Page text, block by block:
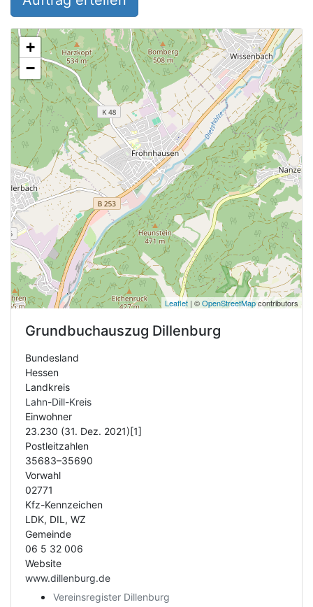
+
−
Leaflet | ©OpenStreetMapcontributors
Grundbuchauszug Dillenburg
Bundesland
Hessen
Landkreis
Lahn-Dill-Kreis
Einwohner
23.230 (31. Dez. 2021)[1]
Postleitzahlen
35683–35690
Vorwahl
02771
Kfz-Kennzeichen
LDK, DIL, WZ
Gemeinde
06 5 32 006
Website
www.dillenburg.de
Vereinsregister Dillenburg